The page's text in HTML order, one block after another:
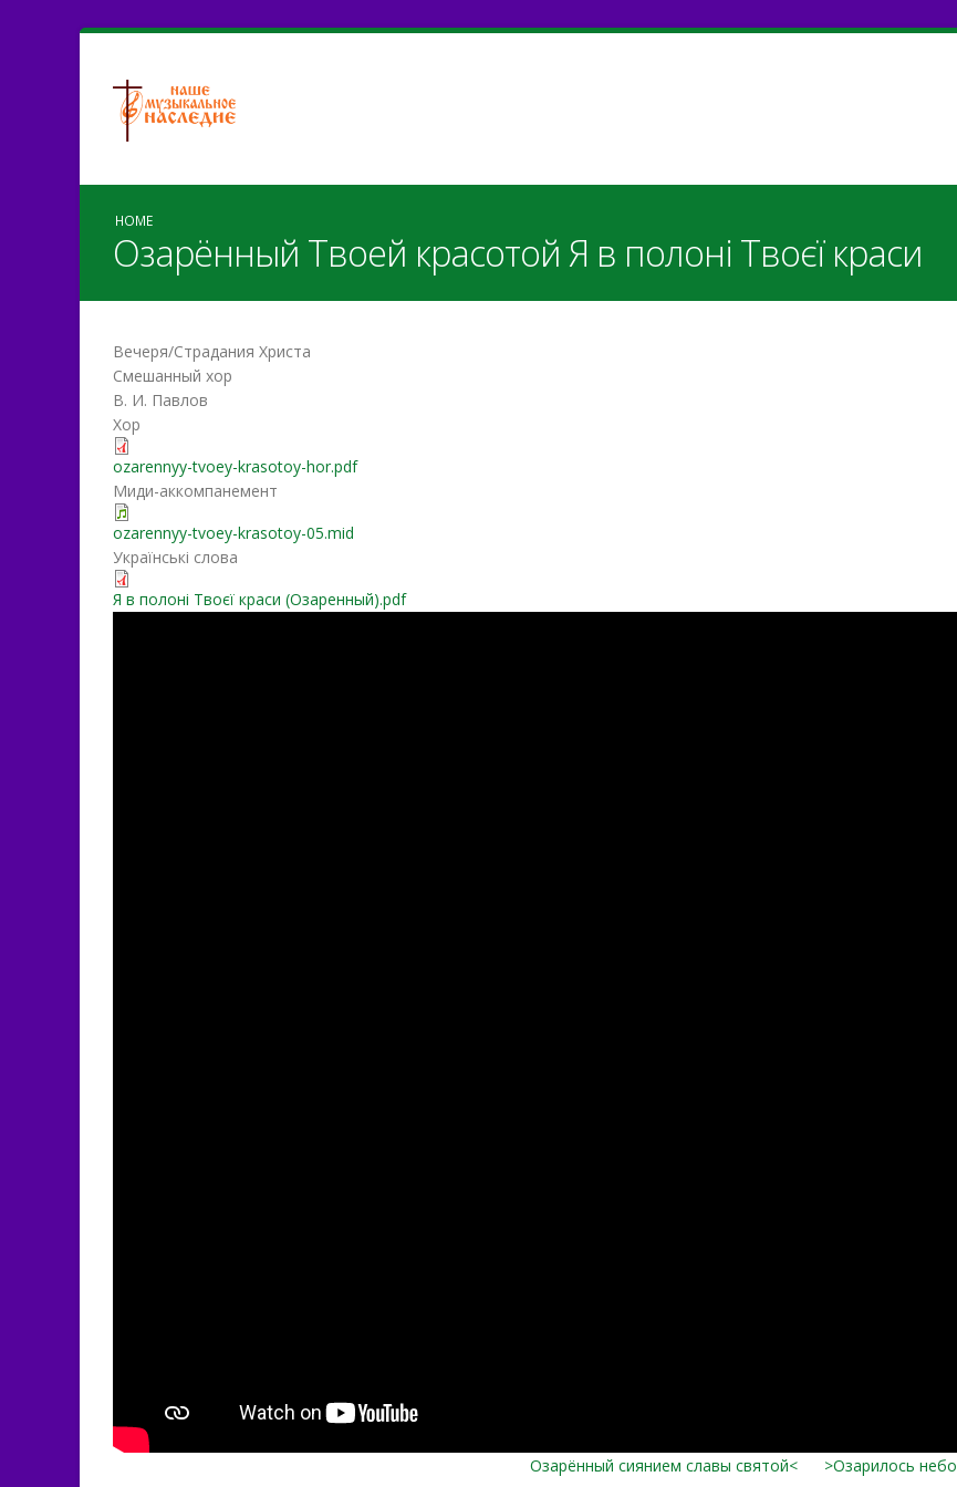
HOME
Озарённый Твоей красотой Я в полоні Твоєї краси
Вечеря/Страдания Христа
Смешанный хор
В. И. Павлов
Хор
ozarennyy-tvoey-krasotoy-hor.pdf
Миди-аккомпанемент
ozarennyy-tvoey-krasotoy-05.mid
Українські слова
Я в полоні Твоєї краси (Озаренный).pdf
Озарённый сиянием славы святой< >Озарилось небо